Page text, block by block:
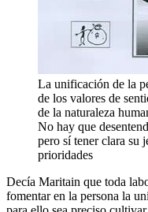
La unificación de la
de los valores de
de la naturaleza
No hay que
pero sí tener clara su
prioridades
Decía Maritain que toda
fomentar en la persona la